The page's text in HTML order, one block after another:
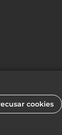
cookies